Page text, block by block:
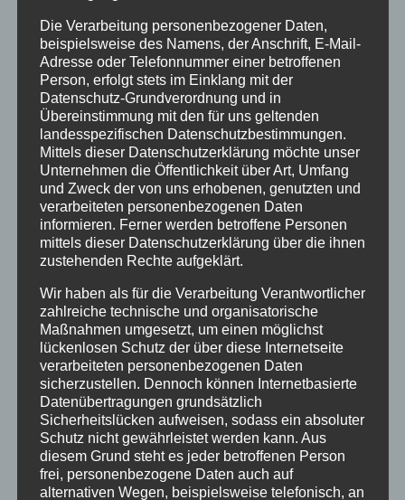
Unser Haus Partale Angebot im April 2023
auf alle verfügbaren Ferienwohnungen gewähren wir Ihnen
einen10% Last Minute Rabatt
Ostern ist vorbei und wir haben wieder
Ferienwohnungen frei!
zu unserem aktuellen Ferienwohnung-
Verfügbarkeitskalender
Gönnen Sie sich doch eine spontane kleine
Auszeit in Oberstdorf im schönen Allgäu. Der
April im Allgäu eignet sich hervorragend für die
ersten Wanderungen in den aufblühenden
Tälern rund um Oberstdorf. Die Bergspitzen
der Oberstdorfer Berge sind noch immer mit
Die Verarbeitung personenbezogener Daten,
beispielsweise des Namens, der Anschrift, E-Mail-
Adresse oder Telefonnummer einer betroffenen
Person, erfolgt stets im Einklang mit der
Datenschutz-Grundverordnung und in
Übereinstimmung mit den für uns geltenden
landesspezifischen Datenschutzbestimmungen.
Mittels dieser Datenschutzerklärung möchte unser
Unternehmen die Öffentlichkeit über Art, Umfang
und Zweck der von uns erhobenen, genutzten und
verarbeiteten personenbezogenen Daten
informieren. Ferner werden betroffene Personen
mittels dieser Datenschutzerklärung über die ihnen
zustehenden Rechte aufgeklärt.
Wir haben als für die Verarbeitung Verantwortlicher
zahlreiche technische und organisatorische
Maßnahmen umgesetzt, um einen möglichst
lückenlosen Schutz der über diese Internetseite
verarbeiteten personenbezogenen Daten
sicherzustellen. Dennoch können Internetbasierte
Datenübertragungen grundsätzlich
Sicherheitslücken aufweisen, sodass ein absoluter
Schutz nicht gewährleistet werden kann. Aus
diesem Grund steht es jeder betroffenen Person
frei, personenbezogene Daten auch auf
alternativen Wegen, beispielsweise telefonisch, an